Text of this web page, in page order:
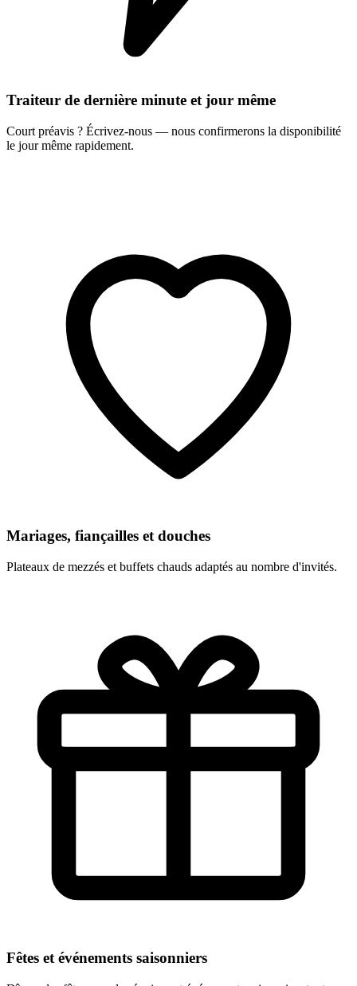
Traiteur de dernière minute et jour même
Court préavis ? Écrivez-nous — nous confirmerons la disponibilité
le jour même rapidement.
Mariages, fiançailles et douches
Plateaux de mezzés et buffets chauds adaptés au nombre d'invités.
Fêtes et événements saisonniers